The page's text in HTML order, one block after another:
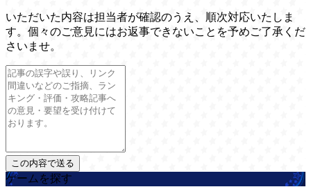
いただいた内容は担当者が確認のうえ、順次対応いたしま
す。個々のご意見にはお返事できないことを予めご了承くだ
さいませ。
ゲームを探す